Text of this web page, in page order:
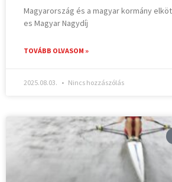
Magyarország és a magyar kormány
es Magyar Nagydíj
TOVÁBB OLVASOM »
2025.08.03. Nincs hozzászólás